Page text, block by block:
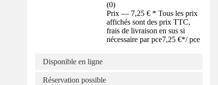
(0)
Prix — 7,25 € * Tous les prix
affichés sont des prix TTC,
frais de livraison en sus si
nécessaire par pce7,25 €*/ pce
Disponible en ligne
Réservation possible